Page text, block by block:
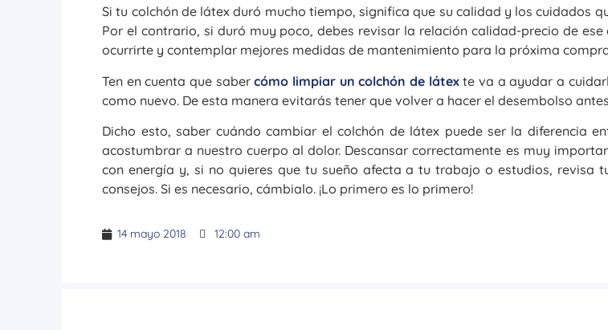
Si tu colchón de látex duró mucho tiempo, significa que su calidad y los cuidados
Por el contrario, si duró muy poco, debes revisar la relación calidad-precio de
ocurrirte y contemplar mejores medidas de mantenimiento para la próxima
Ten en cuenta que sabercómo limpiar un colchón de látexte va a ayudar a
como nuevo. De esta manera evitarás tener que volver a hacer el desembolso
Dicho esto, saber cuándo cambiar el colchón de látex puede ser la diferencia
acostumbrar a nuestro cuerpo al dolor. Descansar correctamente es muy
con energía y, si no quieres que tu sueño afecta a tu trabajo o estudios, revisa
consejos. Si es necesario, cámbialo. ¡Lo primero es lo primero!
14 mayo 2018 12:00 am